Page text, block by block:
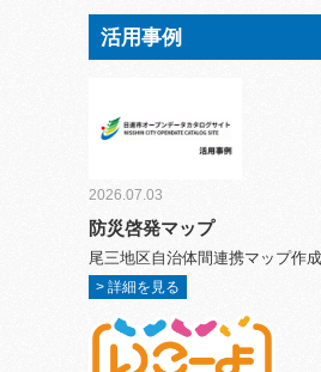
活用事例
2026.07.03
防災啓発マップ
尾三地区自治体間連携マップ作
> 詳細を見る